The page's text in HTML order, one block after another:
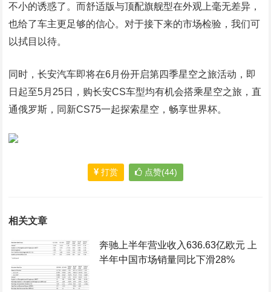
不小的诱惑了。而舒适版与顶配旗舰型在外观上毫无差异，
也给了车主更足够的信心。对于接下来的市场检验，我们可
以拭目以待。
同时，长安汽车即将在6月份开启第四季星空之旅活动，即
日起至5月25日，购长安CS车型均有机会搭乘星空之旅，直
通俄罗斯，同新CS75一起探索星空，畅享世界杯。
打赏 点赞(44)
相关文章
奔驰上半年营业收入636.63亿欧元 上
半年中国市场销量同比下滑28%